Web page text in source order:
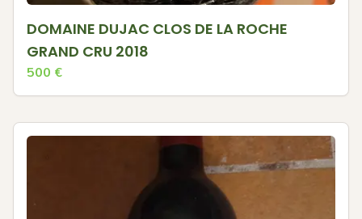
DOMAINE DUJAC CLOS DE LA ROCHE
GRAND CRU 2018
500 €